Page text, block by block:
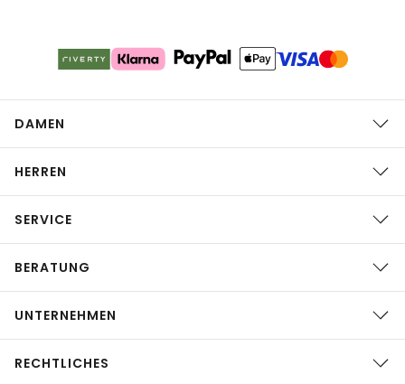
DAMEN
HERREN
SERVICE
BERATUNG
UNTERNEHMEN
RECHTLICHES